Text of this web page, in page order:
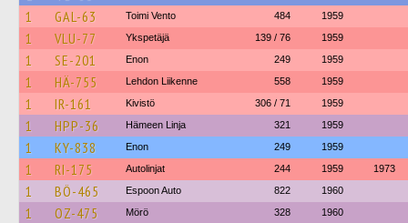
1 GAL-63 Toimi Vento 484 1959
1 VLU-77 Ykspetäjä 139 / 76 1959
1 SE-201 Enon 249 1959
1 HÄ-755 Lehdon Liikenne 558 1959
1 IR-161 Kivistö 306 / 71 1959
1 HPP-36 Hämeen Linja 321 1959
1 KY-838 Enon 249 1959
1 RI-175 Autolinjat 244 1959 1973
1 BÖ-465 Espoon Auto 822 1960
1 OZ-475 Mörö 328 1960